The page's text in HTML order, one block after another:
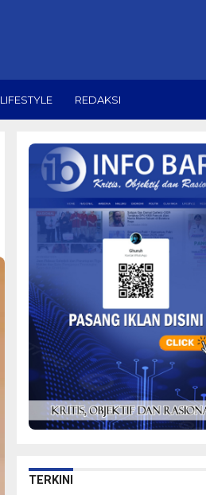
LIFESTYLE REDAKSI
TERKINI